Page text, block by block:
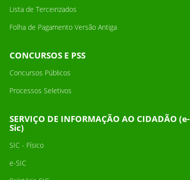
Lista de Terceirizados
Folha de Pagamento Versão Antiga
CONCURSOS E PSS
Concursos Públicos
Processos Seletivos
SERVIÇO DE INFORMAÇÃO AO CIDADÃO (e-
Sic)
SIC - Físico
e-SIC